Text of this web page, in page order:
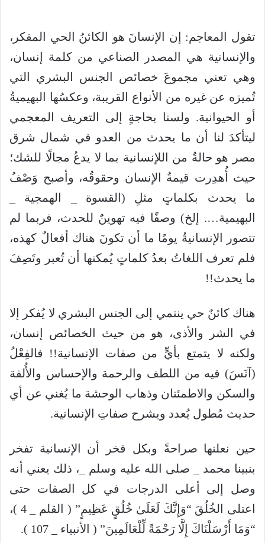
تقول المعاجم: إن الإنسانَ هو الكائنُ الحي المفكر،
والإنسانية هي المصدر الصناعي من كلمة إنسان،
وهي تعني مجموعَ خصائص الجنس البشري التي
تُميزه عن غيره من الأنواع القريبة، وعكسُها البهيميةُ
أو الحيوانية. ولسنا بحاجةٍ إلى التعريف المعجمي
ليتأكدَ لنا أن ما يحدث من العدو في شمال شرق
مصر هو حالةٌ من اللإنسانية بما لا يدعُ مجالًا للشك؛
حيث أُهدِرت قيمةُ الإنسان وحقوقُه، وأصبح وَصْفُ
ما يحدث بكلماتٍ مثلِ (القسوة _ الهمجية _
البهيمية…. إلخ) وصفًا فيه تهوينٌ للحدث، فربما لم
تتصور الإنسانيةُ يومًا ما أن تكونَ هناك أفعالٌ كهذه،
فلم تعرف اللغاتُ بعدُ كلماتٍ يُمكنها أن تُعبر وتَصِفَ
ما يحدث!!
هناك كائنٌ حي ينتمي إلى الجنس البشري لا يُفكر إلا
في الشر والأذى، هو من حيث الخصائص إنسان،
ولكنه لا يتمتع بأيٍّ من صفات الإنسانية!! فالفِعْلُ
(آنَسَ) فيه من اللطف والرحمة والإحساس والأُلفة
والسكن والاطمئنان وذهاب الوحشة ما يُغني عن أي
حديث مُطول يُعدد ويشرح صفاتِ الإنسانية.
حين نعلنها صراحةً وبكل فخر أن الإنسانية تفخر
بنبينا محمد _ صلى الله عليه وسلم _، ذلك يعني أنه
وصل إلى أعلى الدرجات في كل الصفات حتى
اعتلى الخُلُقَ “وَإِنَّكَ لَعَلَىٰ خُلُقٍ عَظِيمٍ” ( القلم _ 4 )،
“وَمَا أَرْسَلْنَاكَ إِلَّا رَحْمَةً لِّلْعَالَمِينَ” ( الأنبياء _ 107 ).